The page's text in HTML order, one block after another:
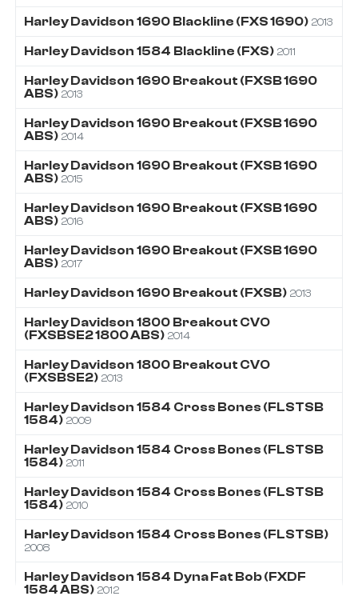
Harley Davidson 1690 Blackline (FXS 1690) 2013
Harley Davidson 1584 Blackline (FXS) 2011
Harley Davidson 1690 Breakout (FXSB 1690
ABS) 2013
Harley Davidson 1690 Breakout (FXSB 1690
ABS) 2014
Harley Davidson 1690 Breakout (FXSB 1690
ABS) 2015
Harley Davidson 1690 Breakout (FXSB 1690
ABS) 2016
Harley Davidson 1690 Breakout (FXSB 1690
ABS) 2017
Harley Davidson 1690 Breakout (FXSB) 2013
Harley Davidson 1800 Breakout CVO
(FXSBSE2 1800 ABS) 2014
Harley Davidson 1800 Breakout CVO
(FXSBSE2) 2013
Harley Davidson 1584 Cross Bones (FLSTSB
1584) 2009
Harley Davidson 1584 Cross Bones (FLSTSB
1584) 2011
Harley Davidson 1584 Cross Bones (FLSTSB
1584) 2010
Harley Davidson 1584 Cross Bones (FLSTSB)
2008
Harley Davidson 1584 Dyna Fat Bob (FXDF
1584 ABS) 2012